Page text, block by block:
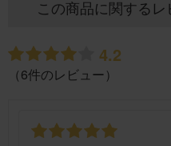
この商品に関するレ
4.2
（6件のレビュー）